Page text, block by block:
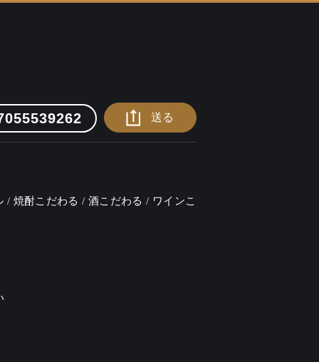
送る
/ 焼酎こだわる / 酒こだわる / ワインこ